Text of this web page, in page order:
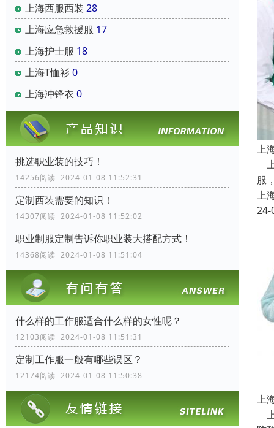
上海西服西装 28
上海应急救援服 17
上海护士服 18
上海T恤衫0
上海冲锋衣 0
挑选职业装的技巧！
14256阅读 2024-01-08 11:52:31
定制西装需要的知识！
14307阅读 2024-01-08 11:52:02
职业制服定制告诉你职业装大搭配方式！
14368阅读 2024-01-08 11:51:04
什么样的工作服适合什么样的女性呢？
12103阅读 2024-01-08 11:51:31
定制工作服一般有哪些误区？
12174阅读 2024-01-08 11:50:38
上
服
上
24-
上